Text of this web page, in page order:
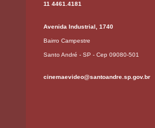
11 4461.4181
Avenida Industrial, 1740
Bairro Campestre
Santo André - SP - Cep 09080-501
cinemaevideo@santoandre.sp.gov.br